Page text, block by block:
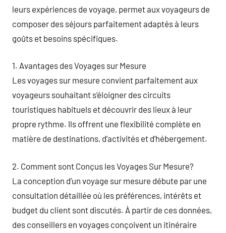
leurs expériences de voyage, permet aux voyageurs de
composer des séjours parfaitement adaptés à leurs
goûts et besoins spécifiques.
1. Avantages des Voyages sur Mesure
Les voyages sur mesure convient parfaitement aux
voyageurs souhaitant s’éloigner des circuits
touristiques habituels et découvrir des lieux à leur
propre rythme. Ils offrent une flexibilité complète en
matière de destinations, d’activités et d’hébergement.
2. Comment sont Conçus les Voyages Sur Mesure?
La conception d’un voyage sur mesure débute par une
consultation détaillée où les préférences, intérêts et
budget du client sont discutés. À partir de ces données,
des conseillers en voyages conçoivent un itinéraire